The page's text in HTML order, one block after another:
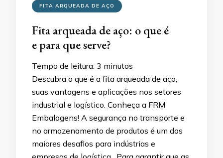
FITA ARQUEADA DE AÇO
Fita arqueada de aço: o que é
e para que serve?
Tempo de leitura: 3 minutos
Descubra o que é a fita arqueada de aço,
suas vantagens e aplicações nos setores
industrial e logístico. Conheça a FRM
Embalagens! A segurança no transporte e
no armazenamento de produtos é um dos
maiores desafios para indústrias e